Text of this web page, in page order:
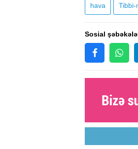
hava Tibbi-
Sosial